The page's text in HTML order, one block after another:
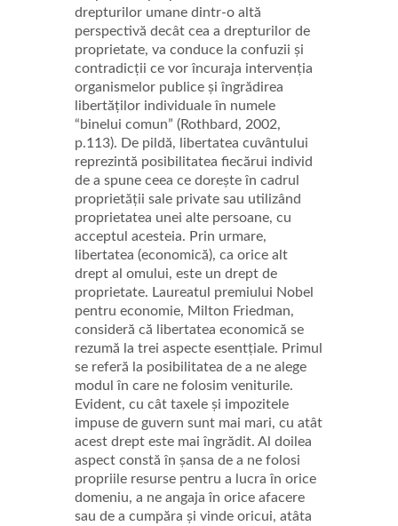
drepturilor umane dintr-o altă
perspectivă decât cea a drepturilor de
proprietate, va conduce la confuzii și
contradicții ce vor încuraja intervenția
organismelor publice și îngrădirea
libertăților individuale în numele
“binelui comun” (Rothbard, 2002,
p.113). De pildă, libertatea cuvântului
reprezintă posibilitatea fiecărui individ
de a spune ceea ce dorește în cadrul
proprietății sale private sau utilizând
proprietatea unei alte persoane, cu
acceptul acesteia. Prin urmare,
libertatea (economică), ca orice alt
drept al omului, este un drept de
proprietate. Laureatul premiului Nobel
pentru economie, Milton Friedman,
consideră că libertatea economică se
rezumă la trei aspecte esentțiale. Primul
se referă la posibilitatea de a ne alege
modul în care ne folosim veniturile.
Evident, cu cât taxele și impozitele
impuse de guvern sunt mai mari, cu atât
acest drept este mai îngrădit. Al doilea
aspect constă în șansa de a ne folosi
propriile resurse pentru a lucra în orice
domeniu, a ne angaja în orice afacere
sau de a cumpăra și vinde oricui, atâta